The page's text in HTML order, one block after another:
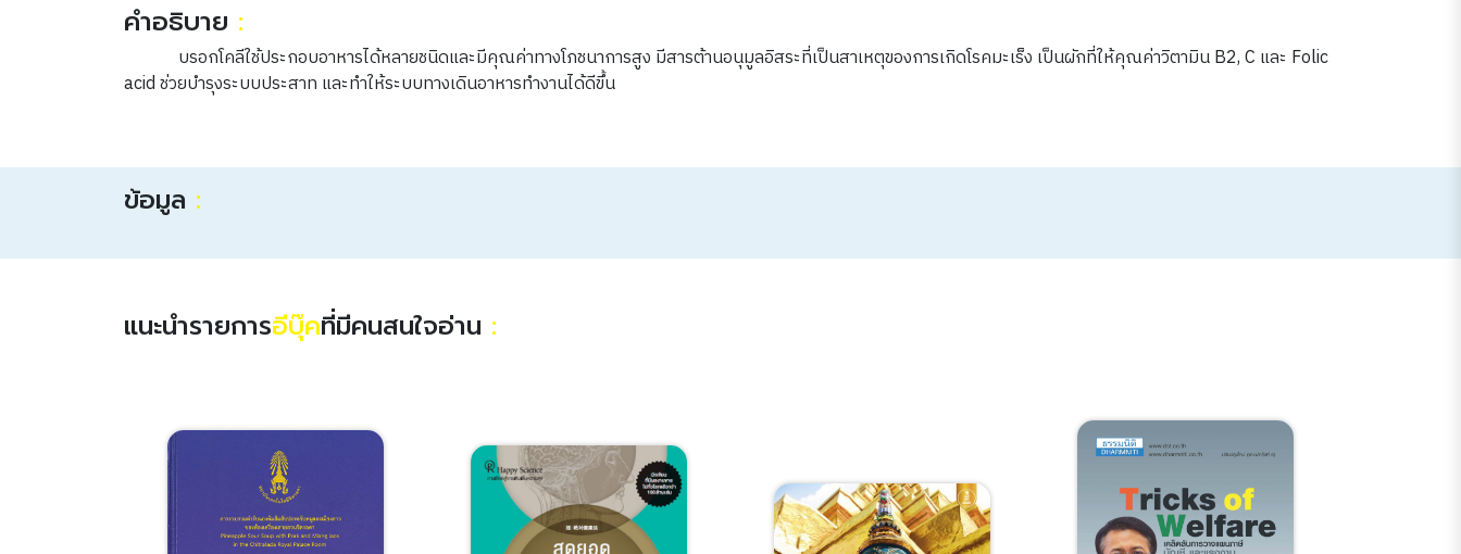
คำอธิบาย :
บรอกโคลีใช้ประกอบอาหารได้หลายชนิดและมีคุณค่าทางโภชนาการสูง มีสารต้านอนุมูลอิสระที่เป็นสาเหตุของการเกิดโรคมะเร็ง เป็นผักที่ให้คุณค่าวิตามิน B2, C และ Folic
acid ช่วยบํารุงระบบประสาท และทําให้ระบบทางเดินอาหารทํางานได้ดีขึ้น
ข้อมูล :
แนะนำรายการอีบุ๊คที่มีคนสนใจอ่าน :